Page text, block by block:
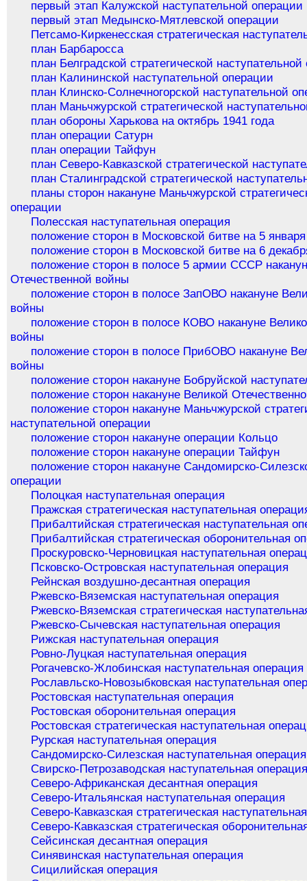
первый этап Калужской наступательной операции
первый этап Медынско-Мятлевской операции
Петсамо-Киркенесская стратегическая
план Барбаросса
план Белградской стратегической
план Калининской наступательной операции
план Клинско-Солнечногорской наступательной
план Маньчжурской стратегической
план обороны Харькова на октябрь 1941 года
план операции Сатурн
план операции Тайфун
план Северо-Кавказской стратегической
план Сталинградской стратегической
планы сторон накануне Маньчжурской
операции
Полесская наступательная операция
положение сторон в Московской битве на 5
положение сторон в Московской битве на 6
положение сторон в полосе 5 армии СССР
Отечественной войны
положение сторон в полосе ЗапОВО накануне
войны
положение сторон в полосе КОВО накануне
войны
положение сторон в полосе ПрибОВО накануне
войны
положение сторон накануне Бобруйской
положение сторон накануне Великой
положение сторон накануне Маньчжурской
наступательной операции
положение сторон накануне операции Кольцо
положение сторон накануне операции Тайфун
положение сторон накануне Сандомирско-
операции
Полоцкая наступательная операция
Пражская стратегическая наступательная
Прибалтийская стратегическая наступательная
Прибалтийская стратегическая оборонительная
Проскуровско-Черновицкая наступательная
Псковско-Островская наступательная операция
Рейнская воздушно-десантная операция
Ржевско-Вяземская наступательная операция
Ржевско-Вяземская стратегическая
Ржевско-Сычевская наступательная операция
Рижская наступательная операция
Ровно-Луцкая наступательная операция
Рогачевско-Жлобинская наступательная операция
Рославльско-Новозыбковская наступательная
Ростовская наступательная операция
Ростовская оборонительная операция
Ростовская стратегическая наступательная
Рурская наступательная операция
Сандомирско-Силезская наступательная операция
Свирско-Петрозаводская наступательная
Северо-Африканская десантная операция
Северо-Итальянская наступательная операция
Северо-Кавказская стратегическая
Северо-Кавказская стратегическая
Сейсинская десантная операция
Синявинская наступательная операция
Сицилийская операция